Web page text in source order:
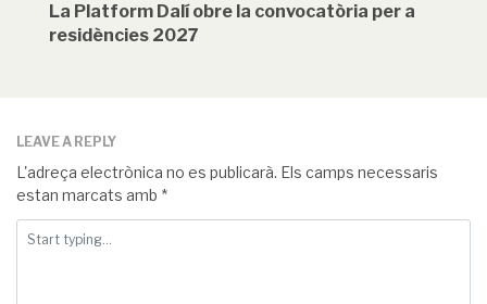
La Platform Dalí obre la convocatòria per a
residències 2027
LEAVE A REPLY
L'adreça electrònica no es publicarà. Els camps necessaris
estan marcats amb *